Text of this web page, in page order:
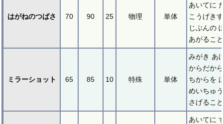
はがねのつばさ 70 90 25 物理 単体
あいてに
こうげき
じぶんの
あがるこ
ミラーショット 65 85 10 特殊 単体
みがき あ
からだか
ちからを
めいちゅ
さげるこ
あいてに